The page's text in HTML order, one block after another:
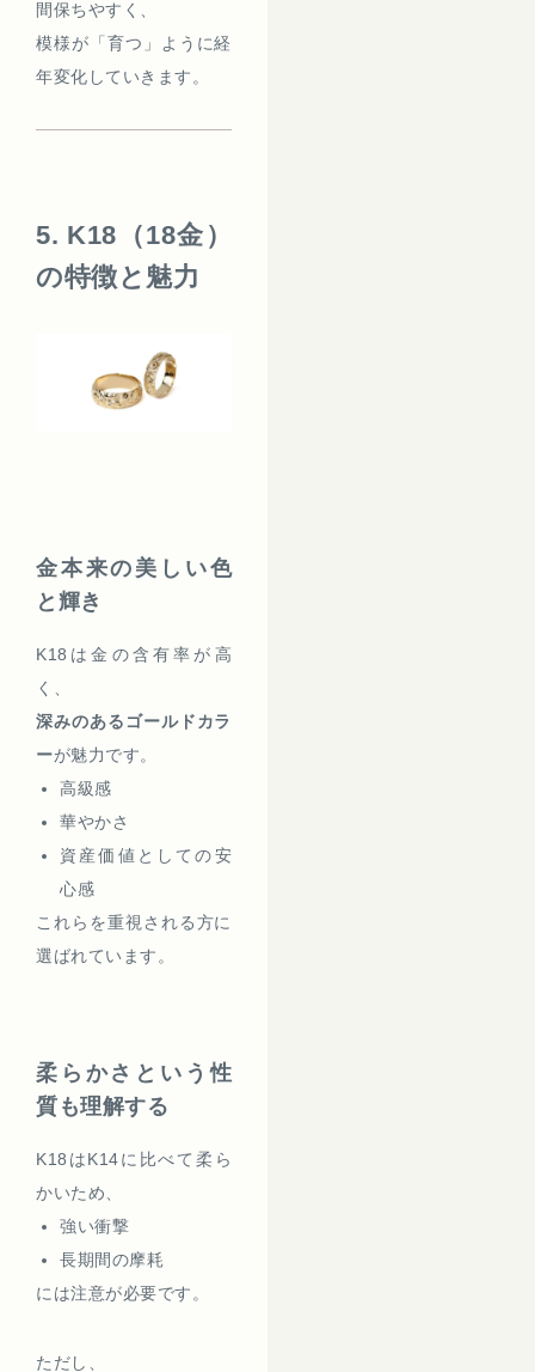
間保ちやすく、
模様が「育つ」ように経
年変化していきます。
5. K18（18金）
の特徴と魅力
金本来の美しい色
と輝き
K18は金の含有率が高
く、
深みのあるゴールドカラ
ーが魅力です。
高級感
華やかさ
資産価値としての安
心感
これらを重視される方に
選ばれています。
柔らかさという性
質も理解する
K18はK14に比べて柔ら
かいため、
強い衝撃
長期間の摩耗
には注意が必要です。
ただし、